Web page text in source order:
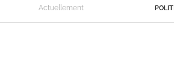
Actuellement